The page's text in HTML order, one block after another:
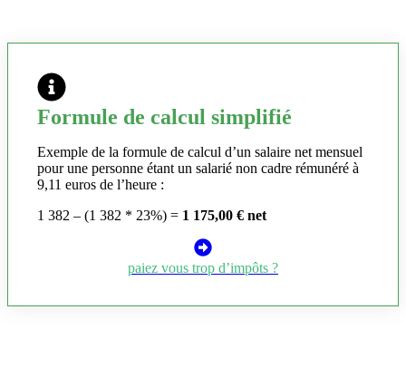
Formule de calcul simplifié
Exemple de la formule de calcul d’un salaire net mensuel
pour une personne étant un salarié non cadre rémunéré à
9,11 euros de l’heure :
1 382 – (1 382 * 23%) = 1 175,00 € net
paiez vous trop d’impôts ?